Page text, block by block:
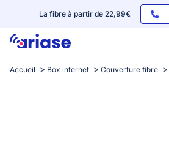
La fibre à partir de 22,99€
Box internet
Accueil Box internet Couverture fibre